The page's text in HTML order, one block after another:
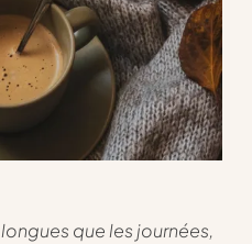
que les journées,